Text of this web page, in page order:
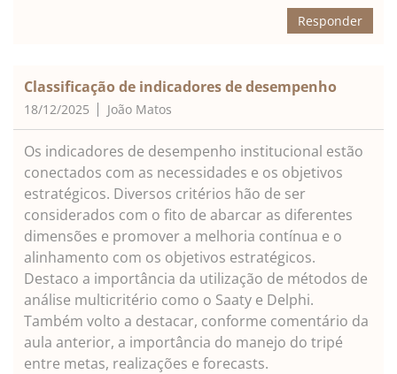
Responder
Classificação de indicadores de desempenho
18/12/2025 João Matos
Os indicadores de desempenho institucional estão
conectados com as necessidades e os objetivos
estratégicos. Diversos critérios hão de ser
considerados com o fito de abarcar as diferentes
dimensões e promover a melhoria contínua e o
alinhamento com os objetivos estratégicos.
Destaco a importância da utilização de métodos de
análise multicritério como o Saaty e Delphi.
Também volto a destacar, conforme comentário da
aula anterior, a importância do manejo do tripé
entre metas, realizações e forecasts.